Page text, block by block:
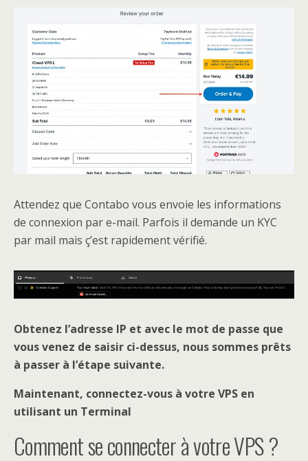
Attendez que Contabo vous envoie les informations
de connexion par e-mail. Parfois il demande un KYC
par mail mais ç’est rapidement vérifié.
Obtenez l’adresse IP et avec le mot de passe que
vous venez de saisir ci-dessus, nous sommes prêts
à passer à l’étape suivante.
Maintenant, connectez-vous à votre VPS en
utilisant un Terminal
Comment se connecter à votre VPS ?